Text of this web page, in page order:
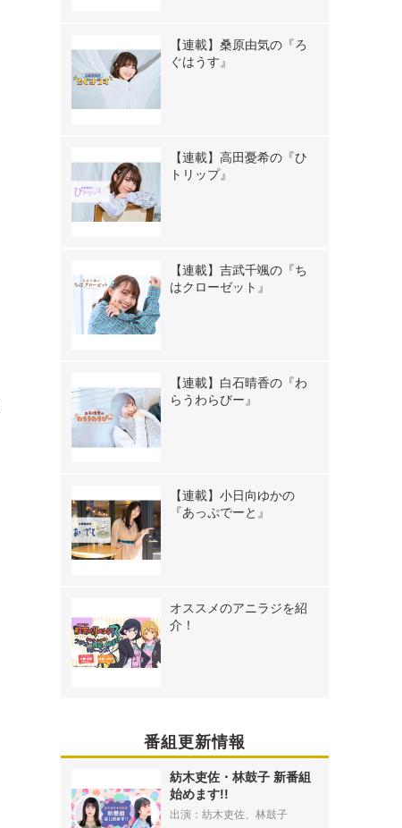
【連載】桑原由気の『ろ
ぐはうす』
【連載】高田憂希の『ひ
トリップ』
【連載】吉武千颯の『ち
はクローゼット』
【連載】白石晴香の『わ
らうわらびー』
【連載】小日向ゆかの
『あっぷでーと』
オススメのアニラジを紹
介！
番組更新情報
紡木吏佐・林鼓子 新番組
始めます!!
出演：紡木吏佐、林鼓子